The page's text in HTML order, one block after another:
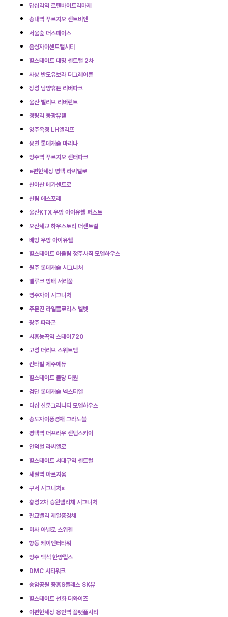
답십리역 르텐바이트리마제
송내역 푸르지오 센트비엔
서울숲 더스페이스
음성자이센트럴시티
힐스테이트 대명 센트럴 2차
사상 반도유보라 더그레이튼
장성 남양휴튼 리버파크
울산 빌리브 리버런트
청량리 동광뷰웰
양주옥정 LH엘리프
웅천 롯데캐슬 마리나
양주역 푸르지오 센터파크
e편한세상 평택 라씨엘로
신아산 메가센트로
신림 에스포레
울산KTX 우방 아이유쉘 퍼스트
오산세교 하우스토리 더센트럴
배방 우방 아이유쉘
힐스테이트 어울림 청주사직 모델하우스
원주 롯데캐슬 시그니처
엘루크 방배 서리풀
영주자이 시그니처
주문진 라일플로리스 벨벳
광주 파라곤
시흥능곡역 스테이720
고성 더리브 스위트엠
칸타빌 제주에듀
힐스테이트 불당 더원
검단 롯데캐슬 넥스티엘
더샵 신문그리니티 모델하우스
송도자이풍경채 그라노블
평택역 더프라우 센텀스카이
안덕벌 라씨엘로
힐스테이트 서대구역 센트럴
새절역 아르지움
구서 시그니처s
홍성2차 승원팰리체 시그니처
판교밸리 제일풍경채
미사 아넬로 스위첸
향동 케이엔터타워
양주 백석 한양립스
DMC 시티워크
송암공원 중흥S클래스 SK뷰
힐스테이트 선화 더와이즈
이편한세상 용인역 플랫폼시티